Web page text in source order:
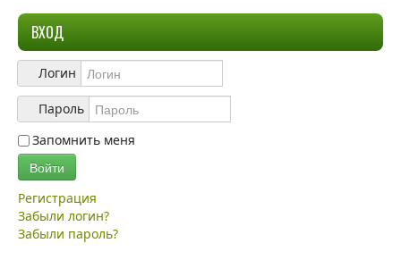
ВХОД
Логин
Пароль
Запомнить меня
Войти
Регистрация
Забыли логин?
Забыли пароль?